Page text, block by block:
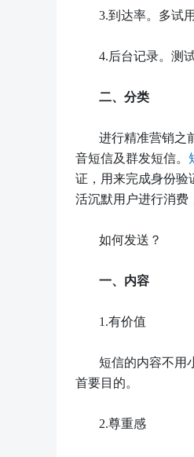
3.到达率。多试
4.后台记录。测
二、 分类
进行精准营销之
音短信及群发短信。
证，用来完成身份验
活沉默用户进行消费
如何发送？
一、 内容
1.有价值
短信的内容不用
首要目的。
2.尊重感